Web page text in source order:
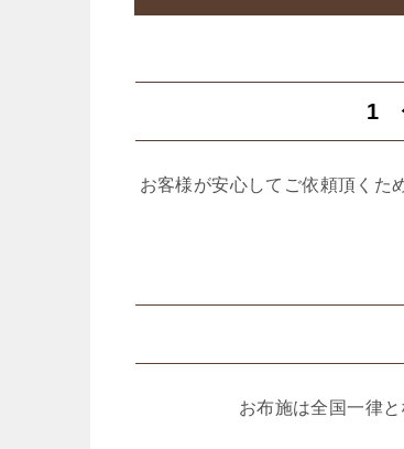
1
お客様が安心してご依頼頂くた
お布施は全国一律